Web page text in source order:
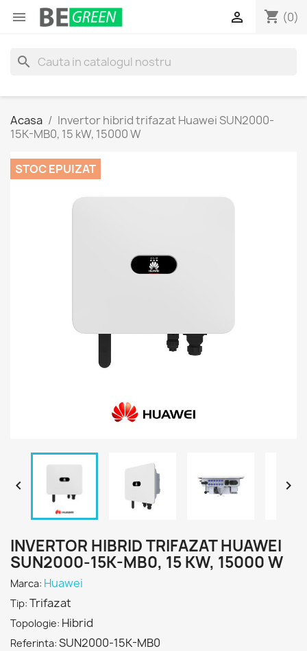
 shopping_cart (0)

search
Acasa
Invertor hibrid trifazat Huawei SUN2000-
15K-MB0, 15 kW, 15000 W
STOC EPUIZAT
 
INVERTOR HIBRID TRIFAZAT HUAWEI
SUN2000-15K-MB0, 15 KW, 15000 W
Marca: Huawei
Tip: Trifazat
Topologie: Hibrid
Referinta: SUN2000-15K-MB0